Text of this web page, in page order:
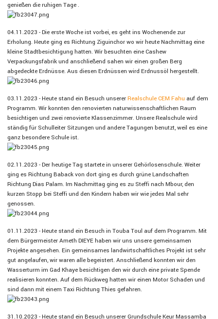
genießen die ruhigen Tage .
04.11.2023 - Die erste Woche ist vorbei, es geht ins Wochenende zur
Erholung. Heute ging es Richtung Ziguinchor wo wir heute Nachmittag eine
kleine Stadtbesichtigung hatten. Wir besuchten eine Cashew
Verpackungsfabrik und anschließend sahen wir einen großen Berg
abgedeckte Erdnüsse. Aus diesen Erdnüssen wird Erdnussöl hergestellt.
03.11.2023 - Heute stand ein Besuch unsererRealschule CEM Fahu auf dem
Programm. Wir konnten den renovierten naturwissenschaftlichen Raum
besichtigen und zwei renovierte Klassenzimmer. Unsere Realschule wird
ständig für Schulleiter Sitzungen und andere Tagungen benutzt, weil es eine
ganz besondere Schule ist.
02.11.2023 - Der heutige Tag startete in unserer Gehörlosenschule. Weiter
ging es Richtung Baback von dort ging es durch grüne Landschaften
Richtung Dias Palam. Im Nachmittag ging es zu Steffi nach Mbour, den
kurzen Stopp bei Steffi und den Kindern haben wir wie jedes Mal sehr
genossen.
01.11.2023 - Heute stand ein Besuch in Touba Toul auf dem Programm. Mit
dem Bürgermeister Ameth DIEYE haben wir uns unsere gemeinsamen
Projekte angesehen. Ein gemeinsames landwirtschaftliches Projekt ist sehr
gut angelaufen, wir waren alle begeistert. Anschließend konnten wir den
Wasserturm im Gad Khaye besichtigen den wir durch eine private Spende
realisieren konnten. Auf dem Rückweg hatten wir einen Motor Schaden und
sind dann mit einem Taxi Richtung Thies gefahren.
31.10.2023 - Heute stand ein Besuch unserer Grundschule Keur Massamba